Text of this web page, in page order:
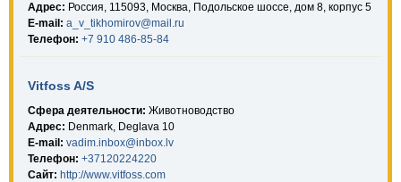
Адрес: Россия, 115093, Москва, Подольское шоссе, дом 8, корпус 5
E-mail: a_v_tikhomirov@mail.ru
Телефон: +7 910 486-85-84
Vitfoss A/S
Сфера деятельности: Животноводство
Адрес: Denmark, Deglava 10
E-mail: vadim.inbox@inbox.lv
Телефон: +37120224220
Сайт: http://www.vitfoss.com